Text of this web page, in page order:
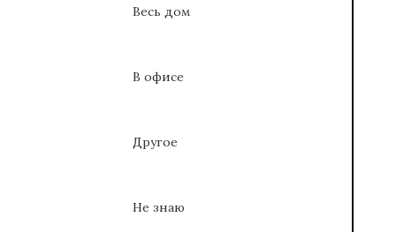
Весь дом
В офисе
Другое
Не знаю